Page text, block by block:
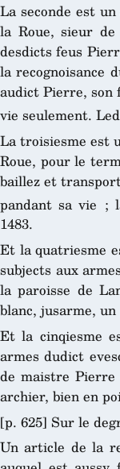
La seconde est
la Roue, sieur
desdicts feus
la recognoisance
audict Pierre, son
vie seulement.
La troisiesme est
Roue, pour le
baillez et
pandant sa vie ;
1483.
Et la quatriesme
subjects aux
la paroisse de
blanc, jusarme,
Et la cinqiesme
armes dudict
de maistre
archier, bien en
[p. 625] Sur le
Un article de la